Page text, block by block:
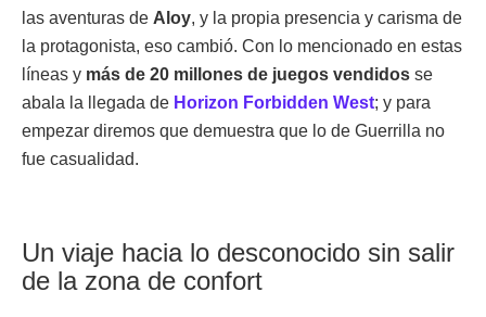
las aventuras de Aloy, y la propia presencia y carisma de
la protagonista, eso cambió. Con lo mencionado en estas
líneas y más de 20 millones de juegos vendidos se
abala la llegada de Horizon Forbidden West; y para
empezar diremos que demuestra que lo de Guerrilla no
fue casualidad.
Un viaje hacia lo desconocido sin salir
de la zona de confort